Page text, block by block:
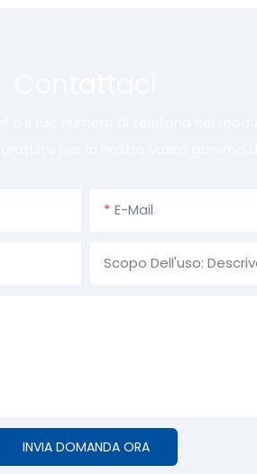
E-Mail
Scopo Dell'uso:
INVIA DOMANDA ORA